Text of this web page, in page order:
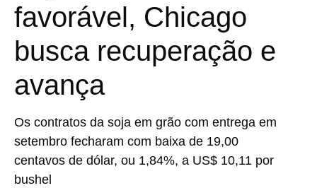
favorável, Chicago
busca recuperação e
avança
Os contratos da soja em grão com entrega em
setembro fecharam com baixa de 19,00
centavos de dólar, ou 1,84%, a US$ 10,11 por
bushel